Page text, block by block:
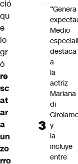
ció
qu
e
lo
gr
ó
re
sc
at
ar
a
un
zo
rro
“Genera
Medio
destaca
a
la
actriz
Mariana
di
y
la
incluye
entre